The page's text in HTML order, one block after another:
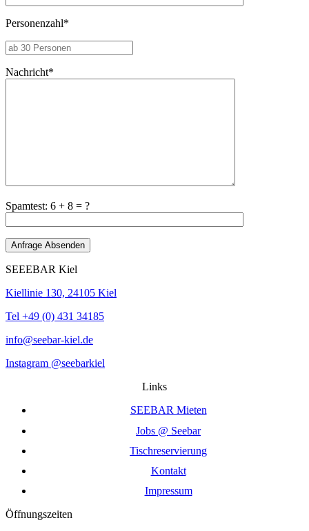
Personenzahl*
Nachricht*
Spamtest: 6 + 8 = ?
SEEEBAR Kiel
Kiellinie 130, 24105 Kiel
Tel +49 (0) 431 34185
info@seebar-kiel.de
Instagram @seebarkiel
Links
SEEBAR Mieten
Jobs @ Seebar
Tischreservierung
Kontakt
Impressum
Öffnungszeiten